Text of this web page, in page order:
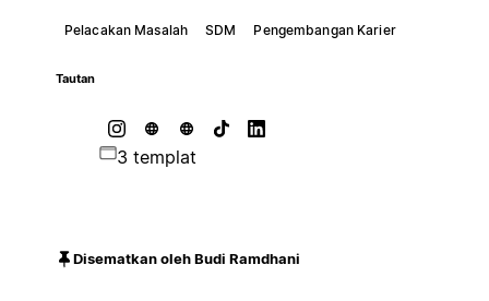
Pelacakan Masalah SDM Pengembangan Karier
Tautan
3 templat
Disematkan oleh Budi Ramdhani